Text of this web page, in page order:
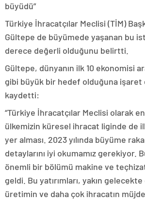
büyüdü”
Türkiye İhracatçılar Meclisi (TİM)
Gültepe de büyümede yaşanan bu
derece değerli olduğunu belirtti.
Gültepe, dünyanın ilk 10 ekonomisi
gibi büyük bir hedef olduğuna işaret
kaydetti:
“Türkiye İhracatçılar Meclisi olarak
ülkemizin küresel ihracat liginde de
yer alması. 2023 yılında büyüme
detaylarını iyi okumamız gerekiyor.
önemli bir bölümü makine ve teçhizat
geldi. Bu yatırımları, yakın
üretimin ve daha çok ihracatın